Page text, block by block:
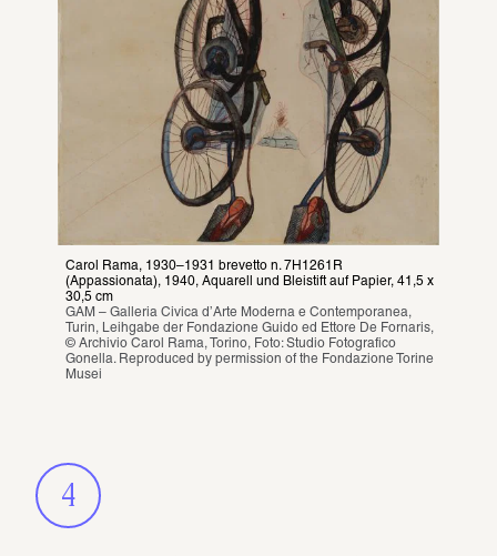
Carol Rama, 1930–1931 brevetto n. 7H1261R
(Appassionata), 1940, Aquarell und Bleistift auf Papier, 41,5 x
30,5 cm
GAM – Galleria Civica d’Arte Moderna e Contemporanea,
Turin, Leihgabe der Fondazione Guido ed Ettore De Fornaris,
© Archivio Carol Rama, Torino, Foto: Studio Fotografico
Gonella. Reproduced by permission of the Fondazione Torine
Musei
4